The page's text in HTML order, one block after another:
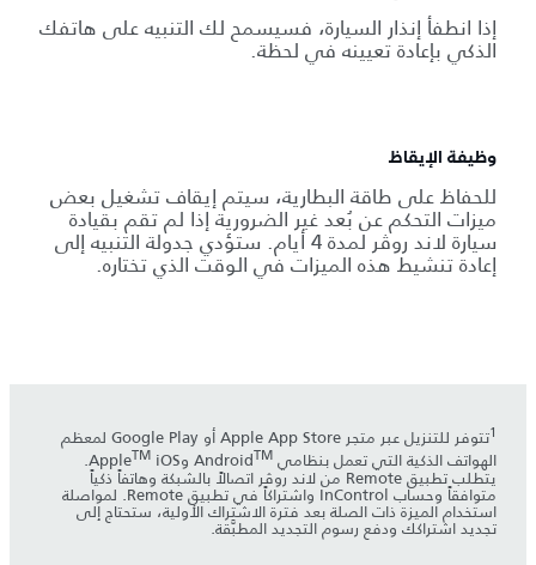
إذا انطفأ إنذار السيارة، فسيسمح لك التنبيه على هاتفك
الذكي بإعادة تعيينه في لحظة.
وظيفة الإيقاظ
للحفاظ على طاقة البطارية، سيتم إيقاف تشغيل بعض
ميزات التحكم عن بُعد غير الضرورية إذا لم تقم بقيادة
سيارة لاند روڤر لمدة 4 أيام. ستؤدي جدولة التنبيه إلى
إعادة تنشيط هذه الميزات في الوقت الذي تختاره.
1
تتوفر للتنزيل عبر متجر Apple App Store أو Google Play لمعظم
الهواتف الذكية التي تعمل بنظامي Android TM وApple TM
iOS.
يتطلب تطبيق Remote من لاند روڤر اتصالاً بالشبكة وهاتفاً ذكياً
متوافقاً وحساب InControl واشتراكاً في تطبيق Remote. لمواصلة
استخدام الميزة ذات الصلة بعد فترة الاشتراك الأولية، ستحتاج إلى
تجديد اشتراكك ودفع رسوم التجديد المطبَّقة.